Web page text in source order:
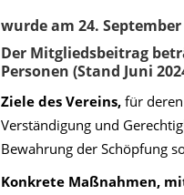
wurde am 24.
Der Mitgliedsbeitrag
Personen (Stand Juni
Ziele des Vereins, für
Verständigung und
Bewahrung der Schöpfung
Konkrete Maßnahmen,